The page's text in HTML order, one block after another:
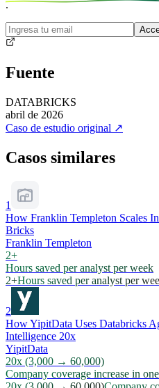
.
Fuente
DATABRICKS
abril de 2026
Caso de estudio original ↗
Casos similares
1
How Franklin Templeton Scales
Bricks
Franklin Templeton
2+
Hours saved per analyst per week
2+Hours saved per analyst per
2
How YipitData Uses Databricks
Intelligence 20x
YipitData
20x (3,000 → 60,000)
Company coverage increase in